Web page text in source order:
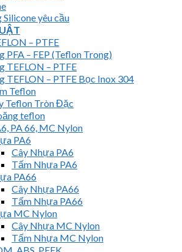
Silicone yêu cầu
– PTFE
PFA – FEP (Teflon Trong)
TEFLON – PTFE
TEFLON – PTFE Bọc Inox 304
Teflon
Teflon Tròn Đặc
teflon
PA 66, MC Nylon
PA6
Cây Nhựa PA6
Tấm Nhựa PA6
PA66
Cây Nhựa PA66
Tấm Nhựa PA66
MC Nylon
Cây Nhựa MC Nylon
Tấm Nhựa MC Nylon